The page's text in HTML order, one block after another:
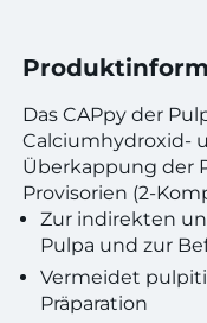
Das CAPpy der
Calciumhydroxid-
Überkappung der
Provisorien (2-
Zur indirekten
Pulpa und zur
Vermeidet
Präparation